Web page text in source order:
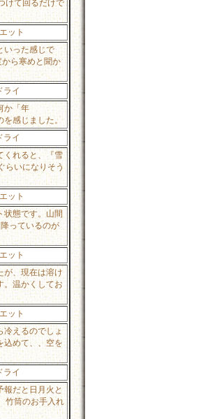
けて回るだけで
ット
いった感じで
ら寒めと聞か
ライ
か「年
を感じました。
ライ
くれると、『雪
らいになりそう
ット
状態です。山間
っているのが
ット
が、現在は溶け
。温かくしてお
ット
えるのでしょ
込めて、、空を
ライ
報だと日月火と
竹筒のお手入れ